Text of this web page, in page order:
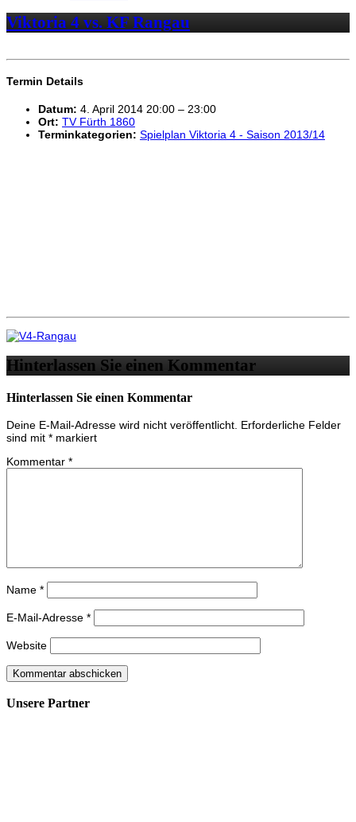
Viktoria 4 vs. KF Rangau
Termin Details
Datum: 4. April 2014 20:00 – 23:00
Ort: TV Fürth 1860
Terminkategorien: Spielplan Viktoria 4 - Saison 2013/14
Hinterlassen Sie einen Kommentar
Hinterlassen Sie einen Kommentar
Deine E-Mail-Adresse wird nicht veröffentlicht. Erforderliche Felder
sind mit * markiert
Kommentar *
Name *
E-Mail-Adresse *
Website
Unsere Partner